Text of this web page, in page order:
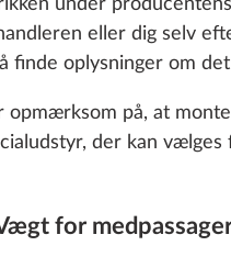
We use
improve our
0,0 kg
0 kr.
Antal af
under
eller dig selv
finde oplysninger om
opmærksom på, at
der kan
for